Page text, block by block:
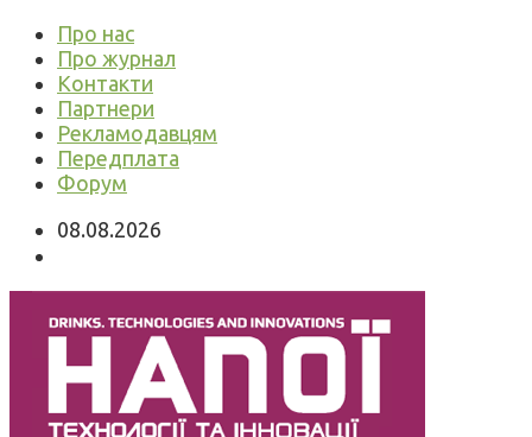
Про нас
Про журнал
Контакти
Партнери
Рекламодавцям
Передплата
Форум
08.08.2026